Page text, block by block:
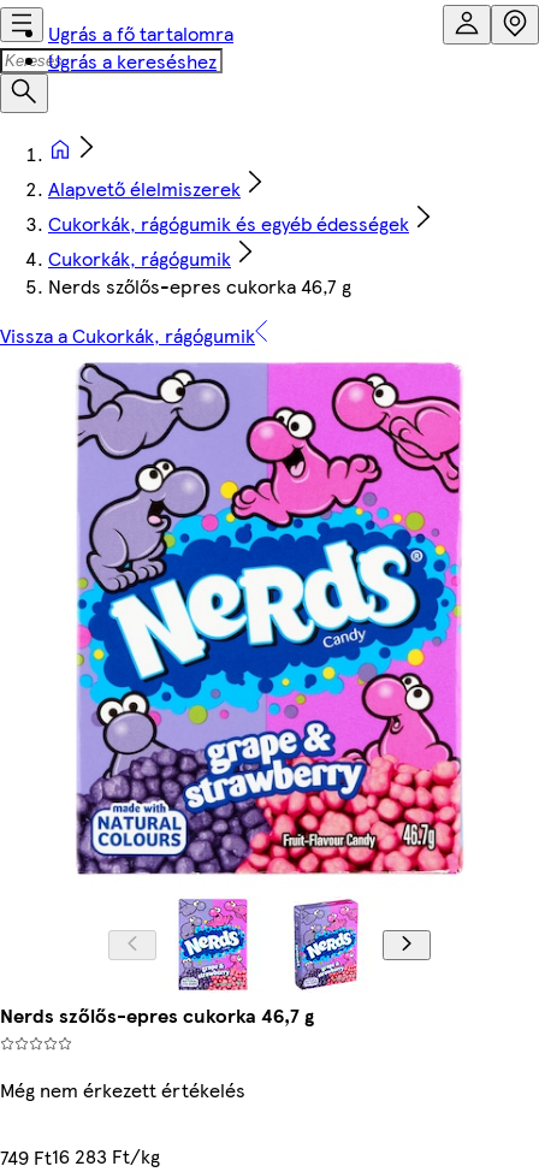
Ugrás a fő tartalomra
Ugrás a kereséshez
Alapvető élelmiszerek
Cukorkák, rágógumik és egyéb édességek
Cukorkák, rágógumik
Nerds szőlős-epres cukorka 46,7 g
Vissza a Cukorkák, rágógumik
Nerds szőlős-epres cukorka 46,7 g
Még nem érkezett értékelés
749 Ft16 283 Ft/kg